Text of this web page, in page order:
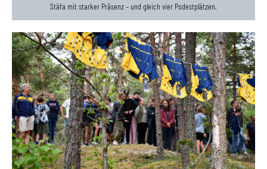
Stäfa mit starker Präsenz – und gleich vier Podestplätzen.